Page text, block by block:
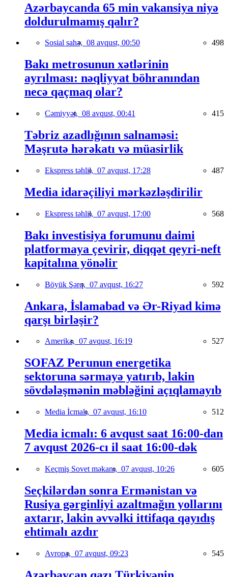
Azərbaycanda 65 min vakansiya niyə
doldurulmamış qalır?
Sosial sahə, 08 avqust, 00:50 498
Bakı metrosunun xətlərinin
ayrılması: nəqliyyat böhranından
necə qaçmaq olar?
Cəmiyyət, 08 avqust, 00:41 415
Təbriz azadlığının salnaməsi:
Məşrutə hərəkatı və müasirlik
Ekspress təhlil, 07 avqust, 17:28 487
Media idarəçiliyi mərkəzləşdirilir
Ekspress təhlil, 07 avqust, 17:00 568
Bakı investisiya forumunu daimi
platformaya çevirir, diqqət qeyri-neft
kapitalına yönəlir
Böyük Şərq, 07 avqust, 16:27 592
Ankara, İslamabad və Ər-Riyad kimə
qarşı birləşir?
Amerika, 07 avqust, 16:19 527
SOFAZ Perunun energetika
sektoruna sərmayə yatırıb, lakin
sövdələşmənin məbləğini açıqlamayıb
Media İcmalı, 07 avqust, 16:10 512
Media icmalı: 6 avqust saat 16:00-dan
7 avqust 2026-cı il saat 16:00-dək
Keçmiş Sovet məkanı, 07 avqust, 10:26 605
Seçkilərdən sonra Ermənistan və
Rusiya gərginliyi azaltmağın yollarını
axtarır, lakin əvvəlki ittifaqa qayıdış
ehtimalı azdır
Avropa, 07 avqust, 09:23 545